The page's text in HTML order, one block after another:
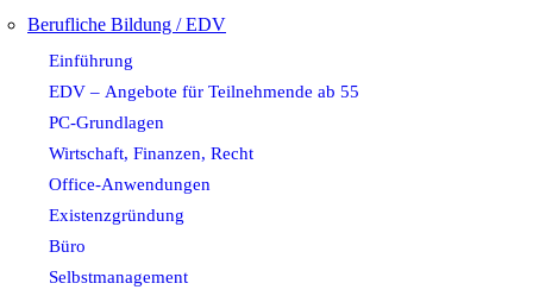
Berufliche Bildung / EDV
Einführung
EDV – Angebote für Teilnehmende ab 55
PC-Grundlagen
Wirtschaft, Finanzen, Recht
Office-Anwendungen
Existenzgründung
Büro
Selbstmanagement